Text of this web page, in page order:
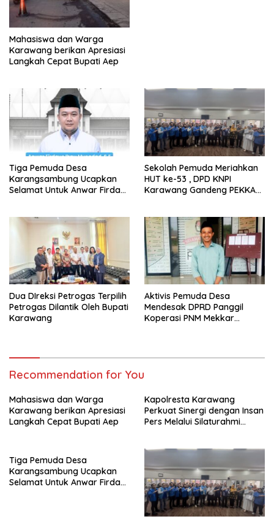
Mahasiswa dan Warga
Karawang berikan Apresiasi
Langkah Cepat Bupati Aep
Tiga Pemuda Desa
Karangsambung Ucapkan
Selamat Untuk Anwar Firdaus
Sekolah Pemuda Meriahkan
HUT ke-53 , DPD KNPI
Karawang Gandeng PEKKA
Dua DIreksi Petrogas Terpilih
Petrogas Dilantik Oleh Bupati
Karawang
Aktivis Pemuda Desa
Mendesak DPRD Panggil
Koperasi PNM Mekkar
Recommendation for You
Mahasiswa dan Warga
Karawang berikan Apresiasi
Langkah Cepat Bupati Aep
Kapolresta Karawang
Perkuat Sinergi dengan Insan
Pers Melalui Silaturahmi
Tiga Pemuda Desa
Karangsambung Ucapkan
Selamat Untuk Anwar Firdaus